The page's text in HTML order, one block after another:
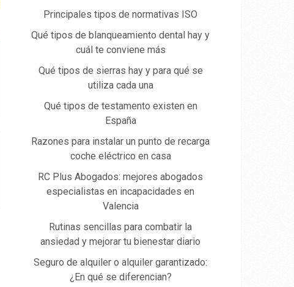
Principales tipos de normativas ISO
Qué tipos de blanqueamiento dental hay y
cuál te conviene más
Qué tipos de sierras hay y para qué se
utiliza cada una
Qué tipos de testamento existen en
España
Razones para instalar un punto de recarga
coche eléctrico en casa
RC Plus Abogados: mejores abogados
especialistas en incapacidades en
Valencia
Rutinas sencillas para combatir la
ansiedad y mejorar tu bienestar diario
Seguro de alquiler o alquiler garantizado:
¿En qué se diferencian?